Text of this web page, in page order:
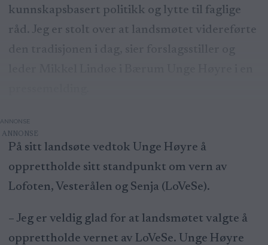
kunnskapsbasert politikk og lytte til faglige
råd. Jeg er stolt over at landsmøtet videreførte
ANNONSE
På sitt landsøte vedtok Unge Høyre å
opprettholde sitt standpunkt om vern av
Lofoten, Vesterålen og Senja (LoVeSe).
– Jeg er veldig glad for at landsmøtet valgte å
opprettholde vernet av LoVeSe. Unge Høyre